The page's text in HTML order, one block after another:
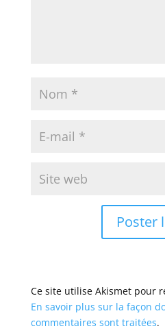
Ce site utilise Akismet pour
En savoir plus sur la façon
commentaires sont traitées.